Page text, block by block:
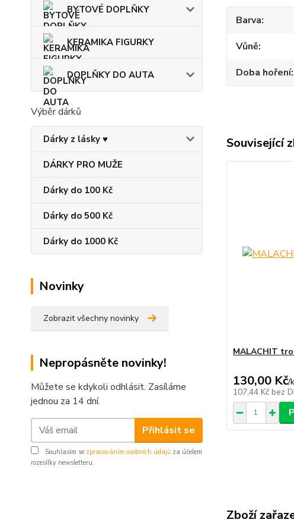
BYTOVÉ DOPLŇKY
KERAMIKA FIGURKY
DOPLŇKY DO AUTA
Výběr dárků
Dárky z lásky ♥
DÁRKY PRO MUŽE
Dárky do 100 Kč
Dárky do 500 Kč
Dárky do 1000 Kč
Novinky
Zobrazit všechny novinky
Nepropásněte novinky!
Můžete se kdykoli odhlásit. Zasíláme
jednou za 14 dní.
Přihlásit se
Souhlasím se zpracováním osobních údajů za účelem
rozesílky newsletteru.
Barva
Vůně
Doba hoření
Související
MALACHIT
130,00 Kč/
107,44 Kč bez
Zboží